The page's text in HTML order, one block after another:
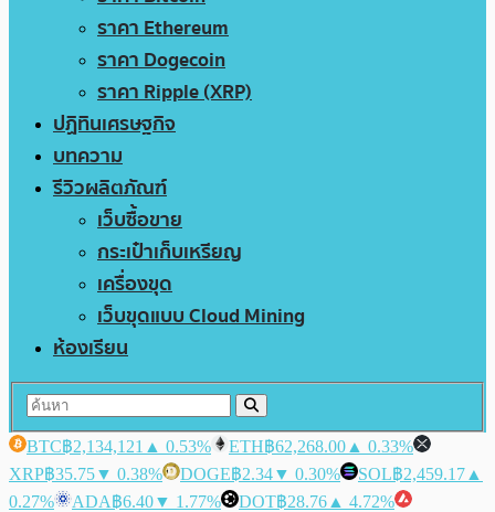
ราคา Ethereum
ราคา Dogecoin
ราคา Ripple (XRP)
ปฏิทินเศรษฐกิจ
บทความ
รีวิวผลิตภัณฑ์
เว็บซื้อขาย
กระเป๋าเก็บเหรียญ
เครื่องขุด
เว็บขุดแบบ Cloud Mining
ห้องเรียน
BTC฿2,134,121 ▲ 0.53% ETH฿62,268.00 ▲ 0.33%
XRP฿35.75▼ 0.38% DOGE฿2.34▼ 0.30% SOL฿2,459.17 ▲
0.27%
ADA฿6.40▼ 1.77% DOT฿28.76 ▲ 4.72%